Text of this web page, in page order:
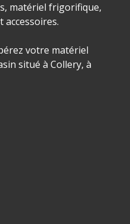
matériel frigorifique,
votre matériel
situé à Collery, à